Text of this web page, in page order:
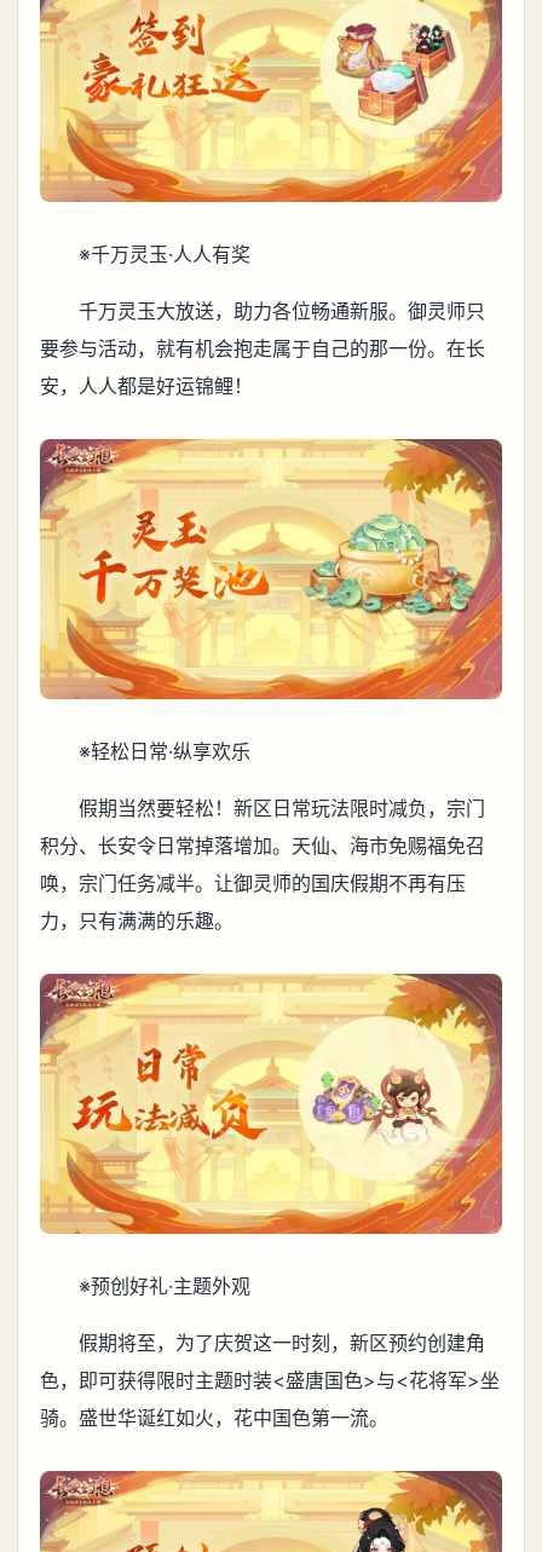
※千万灵玉·人人有奖
千万灵玉大放送，助力各位畅通新服。御灵师只
要参与活动，就有机会抱走属于自己的那一份。在长
安，人人都是好运锦鲤！
※轻松日常·纵享欢乐
假期当然要轻松！新区日常玩法限时减负，宗门
积分、长安令日常掉落增加。天仙、海市免赐福免召
唤，宗门任务减半。让御灵师的国庆假期不再有压
力，只有满满的乐趣。
※预创好礼·主题外观
假期将至，为了庆贺这一时刻，新区预约创建角
色，即可获得限时主题时装<盛唐国色>与<花将军>坐
骑。盛世华诞红如火，花中国色第一流。